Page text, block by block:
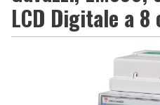
LCD Digitale a